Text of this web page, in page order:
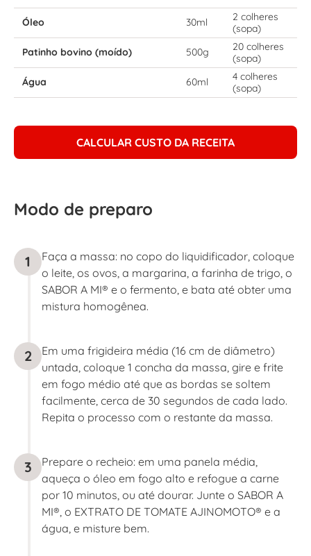
Óleo 30ml
2 colheres
(sopa)
Patinho bovino (moído)
500g
20 colheres
(sopa)
Água
60ml
4 colheres
(sopa)
CALCULAR CUSTO DA RECEITA
Modo de preparo
1
Faça a massa: no copo do liquidificador, coloque
o leite, os ovos, a margarina, a farinha de trigo, o
SABOR A MI® e o fermento, e bata até obter uma
mistura homogênea.
2
Em uma frigideira média (16 cm de diâmetro)
untada, coloque 1 concha da massa, gire e frite
em fogo médio até que as bordas se soltem
facilmente, cerca de 30 segundos de cada lado.
Repita o processo com o restante da massa.
3
Prepare o recheio: em uma panela média,
aqueça o óleo em fogo alto e refogue a carne
por 10 minutos, ou até dourar. Junte o SABOR A
MI®, o EXTRATO DE TOMATE AJINOMOTO® e a
água, e misture bem.